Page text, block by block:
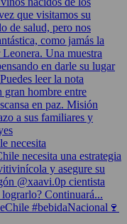
necesita